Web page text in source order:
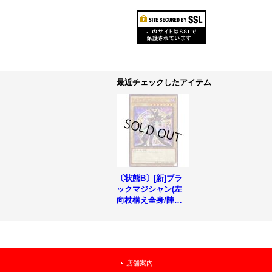
最近チェックしたアイテム
〔状態B〕[新]ブラ
ックマジシャン(左
向杖構え全身/陣背
店舗案内